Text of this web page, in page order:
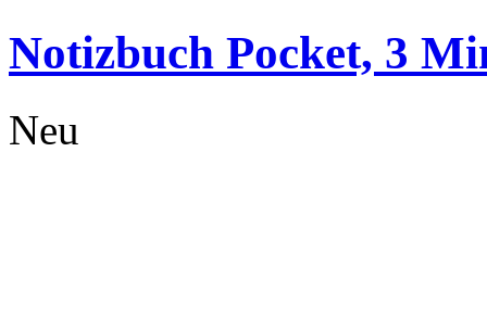
Notizbuch Pocket, 3
Neu